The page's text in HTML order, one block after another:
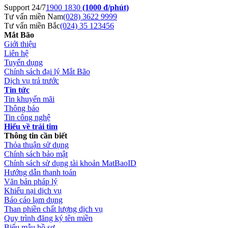
Support 24/71900 1830 (1000 đ/phút)
Tư vấn miền Nam(028) 3622 9999
Tư vấn miền Bắc(024) 35 123456
Mắt Bão
Giới thiệu
Liên hệ
Tuyển dụng
Chính sách đại lý Mắt Bão
Dịch vụ trả trước
Tin tức
Tin khuyến mãi
Thông báo
Tin công nghệ
Hiểu về trái tim
Thông tin cần biết
Thỏa thuận sử dụng
Chính sách bảo mật
Chính sách sử dụng tài khoản MatBaoID
Hướng dẫn thanh toán
Văn bản pháp lý
Khiếu nại dịch vụ
Báo cáo lạm dụng
Than phiền chất lượng dịch vụ
Quy trình đăng ký tên miền